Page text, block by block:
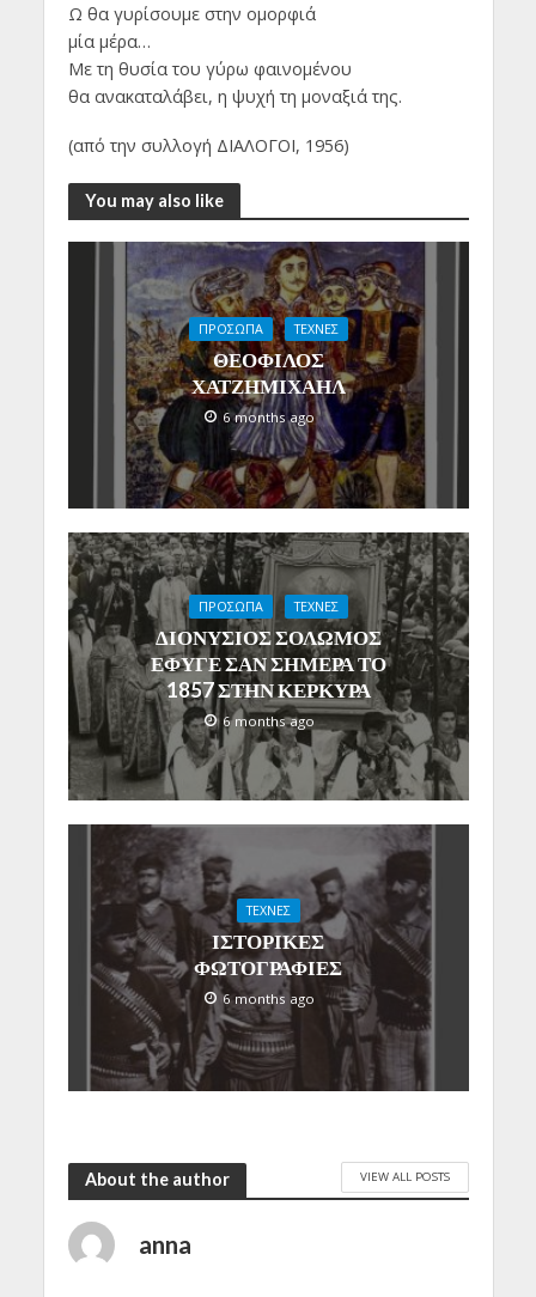
Ω θα γυρίσουμε στην ομορφιά
μία μέρα…
Με τη θυσία του γύρω φαινομένου
θα ανακαταλάβει, η ψυχή τη μοναξιά της.
(από την συλλογή ΔΙΑΛΟΓΟΙ, 1956)
You may also like
ΠΡΟΣΩΠΑ ΤΕΧΝΕΣ
ΘΕΟΦΙΛΟΣ
ΧΑΤΖΗΜΙΧΑΗΛ
6 months ago
ΠΡΟΣΩΠΑ ΤΕΧΝΕΣ
ΔΙΟΝΥΣΙΟΣ ΣΟΛΩΜΟΣ
ΕΦΥΓΕ ΣΑΝ ΣΗΜΕΡΑ ΤΟ
1857 ΣΤΗΝ ΚΕΡΚΥΡΑ
6 months ago
ΤΕΧΝΕΣ
ΙΣΤΟΡΙΚΕΣ
ΦΩΤΟΓΡΑΦΙΕΣ
6 months ago
About the author VIEW ALL POSTS
anna